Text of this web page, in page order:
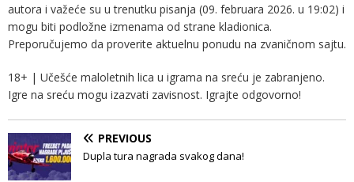
autora i važeće su u trenutku pisanja (09. februara 2026. u 19:02) i
mogu biti podložne izmenama od strane kladionica.
Preporučujemo da proverite aktuelnu ponudu na zvaničnom sajtu.
18+ | Učešće maloletnih lica u igrama na sreću je zabranjeno.
Igre na sreću mogu izazvati zavisnost. Igrajte odgovorno!
PREVIOUS
Dupla tura nagrada svakog dana!